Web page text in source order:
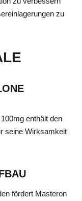
zu
enthält den
seine Wirksamkeit
fördert Masteron